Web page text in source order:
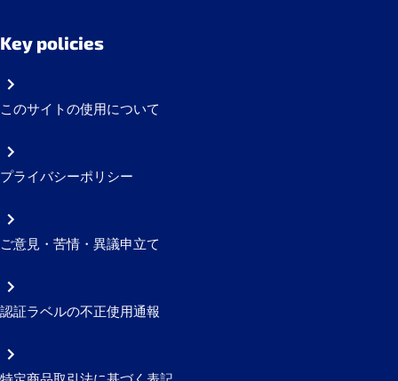
Key policies
このサイトの使用について
プライバシーポリシー
ご意見・苦情・異議申立て
認証ラベルの不正使用通報